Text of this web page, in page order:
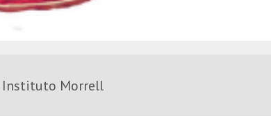
Instituto Morrell